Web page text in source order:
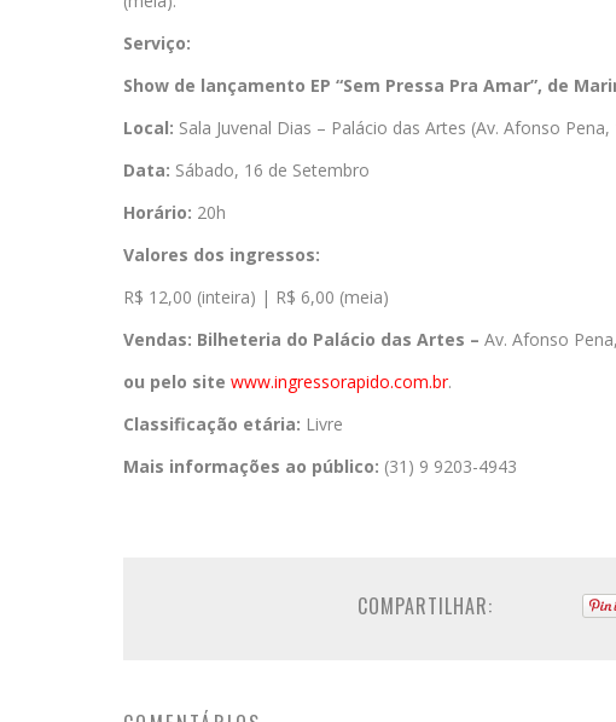
Serviço:
Show de lançamento EP “Sem Pressa Pra Amar”, de
Local: Sala Juvenal Dias – Palácio das Artes (Av. Afonso
Data: Sábado, 16 de Setembro
Horário: 20h
Valores dos ingressos:
R$ 12,00 (inteira) | R$ 6,00 (meia)
Vendas: Bilheteria do Palácio das Artes – Av. Afonso
ou pelo site www.ingressorapido.com.br.
Classificação etária: Livre
Mais informações ao público: (31) 9 9203-4943
COMPARTILHAR: